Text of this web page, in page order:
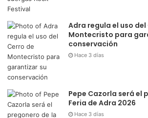
Adra regula el uso del
Montecristo para
conservación
Hace 3 días
Pepe Cazorla será el
Feria de Adra 2026
Hace 3 días